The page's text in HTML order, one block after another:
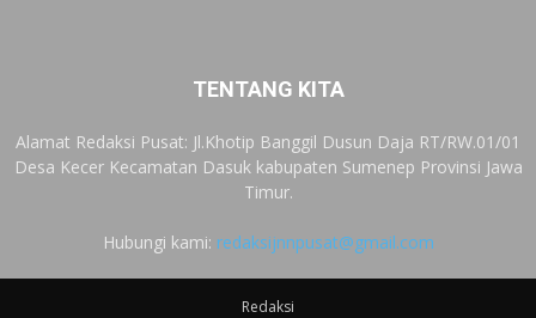
TENTANG KITA
Alamat Redaksi Pusat: Jl.Khotip Banggil Dusun Daja RT/RW.01/01
Desa Kecer Kecamatan Dasuk kabupaten Sumenep Provinsi Jawa
Timur.
Hubungi kami: redaksijnnpusat@gmail.com
Redaksi